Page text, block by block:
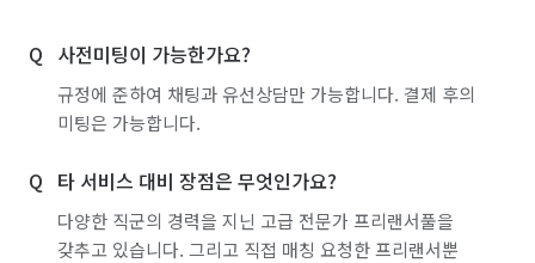
사전미팅이 가능한가요?
규정에 준하여 채팅과 유선상담만 가능합니다. 결제 후의
미팅은 가능합니다.
타 서비스 대비 장점은 무엇인가요?
다양한 직군의 경력을 지닌 고급 전문가 프리랜서풀을
갖추고 있습니다. 그리고 직접 매칭 요청한 프리랜서뿐